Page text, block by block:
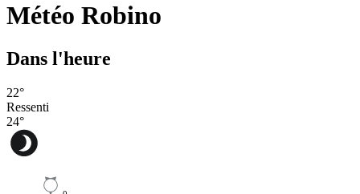
Météo Robino
Dans l'heure
22°
Ressenti
24°